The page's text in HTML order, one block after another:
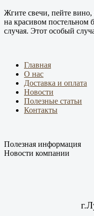
Жгите свечи, пейте
на красивом постельном
случая. Этот особый
Главная
О нас
Доставка и оплата
Новости
Полезные статьи
Контакты
Полезная информация
Новости компании